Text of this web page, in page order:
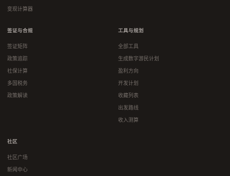
变现计算器
签证与合规
签证矩阵
政策追踪
社保计算
多国税务
政策解读
工具与规划
全部工具
生成数字游民计划
盈利方向
开发计划
收藏列表
出发路线
收入测算
社区
社区广场
新闻中心